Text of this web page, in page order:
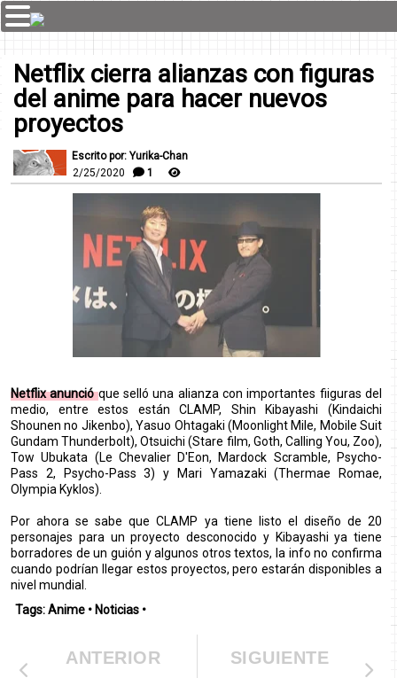
Netflix cierra alianzas con figuras
del anime para hacer nuevos
proyectos
Escrito por: Yurika-Chan
2/25/2020
1
Netflix anunció que selló una alianza con importantes fiiguras del
medio, entre estos están CLAMP, Shin Kibayashi (Kindaichi
Shounen no Jikenbo), Yasuo Ohtagaki (Moonlight Mile, Mobile Suit
Gundam Thunderbolt), Otsuichi (Stare film, Goth, Calling You, Zoo),
Tow Ubukata (Le Chevalier D'Eon, Mardock Scramble, Psycho-
Pass 2, Psycho-Pass 3) y Mari Yamazaki (Thermae Romae,
Olympia Kyklos).
Por ahora se sabe que CLAMP ya tiene listo el diseño de 20
personajes para un proyecto desconocido y Kibayashi ya tiene
borradores de un guión y algunos otros textos, la info no confirma
cuando podrían llegar estos proyectos, pero estarán disponibles a
nivel mundial.
Tags:Anime • Noticias •
SIGUIENTE
ANTERIOR